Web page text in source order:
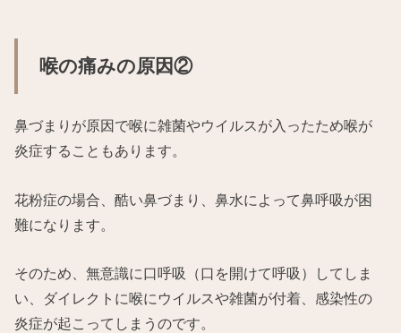
喉の痛みの原因②
鼻づまりが原因で喉に雑菌やウイルスが入ったため喉が
炎症することもあります。
花粉症の場合、酷い鼻づまり、鼻水によって鼻呼吸が困
難になります。
そのため、無意識に口呼吸（口を開けて呼吸）してしま
い、ダイレクトに喉にウイルスや雑菌が付着、感染性の
炎症が起こってしまうのです。